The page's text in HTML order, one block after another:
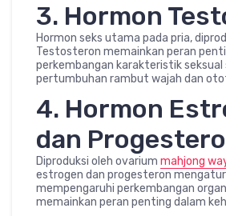
3. Hormon
Hormon seks utama pada pria,
Testosteron memainkan peran
perkembangan karakteristik seksual
pertumbuhan rambut wajah dan
4. Hormon
dan
Diproduksi oleh ovarium mahjong
estrogen dan progesteron
mempengaruhi perkembangan
memainkan peran penting dalam